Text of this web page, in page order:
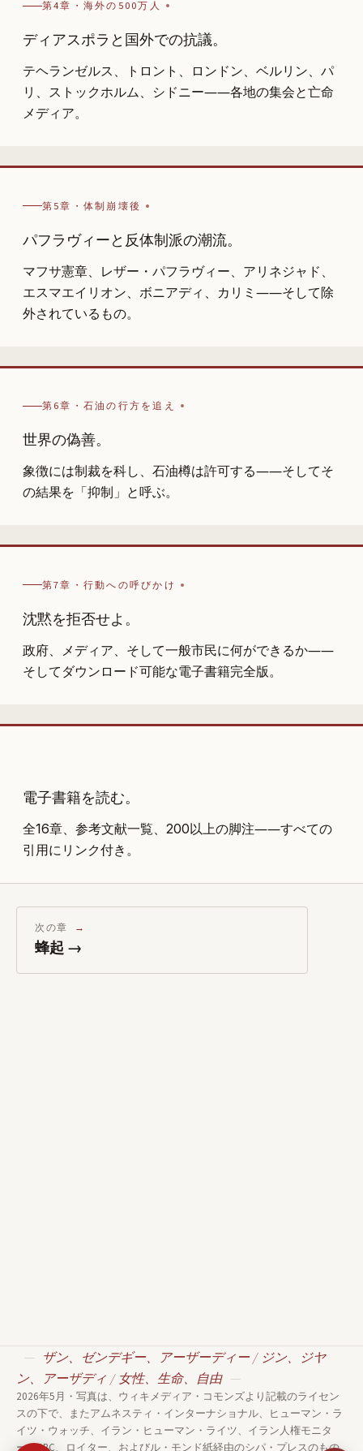
第4章・海外の500万人
ディアスポラと国外での抗議。
テヘランゼルス、トロント、ロンドン、ベルリン、パ
リ、ストックホルム、シドニー――各地の集会と亡命
メディア。
第5章・体制崩壊後
パフラヴィーと反体制派の潮流。
マフサ憲章、レザー・パフラヴィー、アリネジャド、
エスマエイリオン、ボニアディ、カリミ――そして除
外されているもの。
第6章・石油の行方を追え
世界の偽善。
象徴には制裁を科し、石油樽は許可する――そしてそ
の結果を「抑制」と呼ぶ。
第7章・行動への呼びかけ
沈黙を拒否せよ。
政府、メディア、そして一般市民に何ができるか――
そしてダウンロード可能な電子書籍完全版。
電子書籍を読む。
全16章、参考文献一覧、200以上の脚注――すべての
引用にリンク付き。
次の章
蜂起 →
ザン、ゼンデギー、アーザーディー / ジン、ジヤ
ン、アーザディ / 女性、生命、自由
2026年5月・写真は、ウィキメディア・コモンズより記載のライセン
スの下で、またアムネスティ・インターナショナル、ヒューマン・ラ
イツ・ウォッチ、イラン・ヒューマン・ライツ、イラン人権モニタ
ー、BBC、ロイター、およびル・モンド紙経由のシパ・プレスのもの